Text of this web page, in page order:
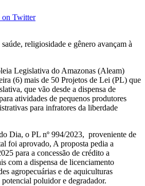
on Twitter
religiosidade e gênero avançam à
Legislativa do Amazonas (Aleam)
(6) mais de 50 Projetos de Lei (PL) que
que vão desde a dispensa de
atividades de pequenos produtores
para infratores da liberdade
Dia, o PL nº 994/2023, proveniente de
foi aprovado, A proposta pedia a
para a concessão de crédito a
com a dispensa de licenciamento
agropecuárias e de aquiculturas
poluidor e degradador.